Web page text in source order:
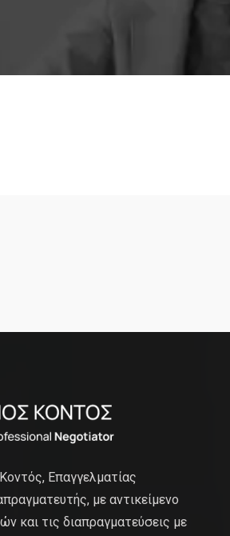
Επαγγελματίας
με αντικείμενο
και τις διαπραγματεύσεις με